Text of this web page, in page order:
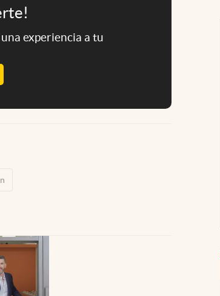
experiencia a tu